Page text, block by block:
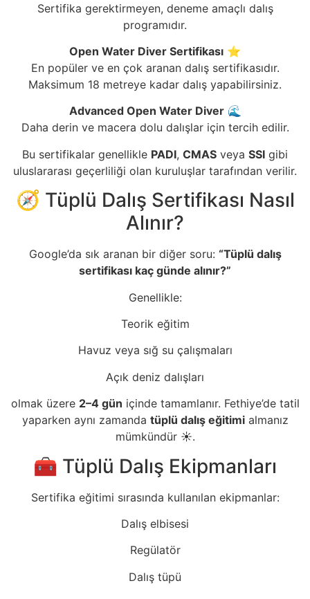
Sertifika gerektirmeyen, deneme amaçlı dalış
programıdır.
Open Water Diver Sertifikası ⭐
En popüler ve en çok aranan dalış sertifikasıdır.
Maksimum 18 metreye kadar dalış yapabilirsiniz.
Advanced Open Water Diver🌊
Daha derin ve macera dolu dalışlar için tercih edilir.
Bu sertifikalar genellikle PADI, CMAS veya SSI gibi
uluslararası geçerliliği olan kuruluşlar tarafından verilir.
🧭 Tüplü Dalış Sertifikası Nasıl
Alınır?
Google’da sık aranan bir diğer soru: “Tüplü dalış
sertifikası kaç günde alınır?”
Genellikle:
Teorik eğitim
Havuz veya sığ su çalışmaları
Açık deniz dalışları
olmak üzere 2–4 gün içinde tamamlanır. Fethiye’de tatil
yaparken aynı zamanda tüplü dalış eğitimialmanız
mümkündür ☀️.
🧰 Tüplü Dalış Ekipmanları
Sertifika eğitimi sırasında kullanılan ekipmanlar:
Dalış elbisesi
Regülatör
Dalış tüpü